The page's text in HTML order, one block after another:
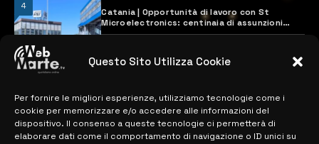
Questo Sito Utilizza Cookie
Per fornire le migliori esperienze, utilizziamo tecnologie come i
cookie per memorizzare e/o accedere alle informazioni del
dispositivo. Il consenso a queste tecnologie ci permetterà di
elaborare dati come il comportamento di navigazione o ID unici su
4
Catania | Opportunità di lavoro con St
Microelectronics: centinaia di assunzioni
previste
MAPPA DEL SITO
> NOTIZIE